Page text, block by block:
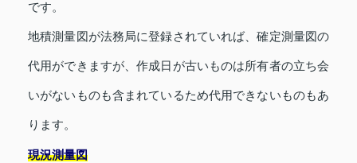
です。
地積測量図が法務局に登録されていれば、確定測量図の
代用ができますが、作成日が古いものは所有者の立ち会
いがないものも含まれているため代用できないものもあ
ります。
現況測量図